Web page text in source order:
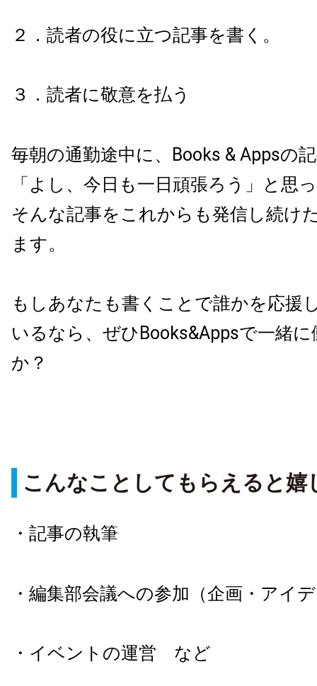
２．読者の役に立つ記事を書く。
３．読者に敬意を払う
毎朝の通勤途中に、Books & Appsの
「よし、今日も一日頑張ろう」と思
そんな記事をこれからも発信し続け
ます。
もしあなたも書くことで誰かを応援
いるなら、ぜひBooks&Appsで一緒
か？
こんなことしてもらえると嬉
・記事の執筆
・編集部会議への参加（企画・アイ
・イベントの運営 など